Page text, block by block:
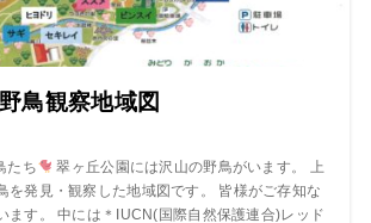
鳥観察地域図
たち
翠ヶ丘公園には沢山の野鳥がいます。 上
を発見・観察した地域図です。 皆様がご存知な
ます。 中には＊IUCN(国際自然保護連合)レッド